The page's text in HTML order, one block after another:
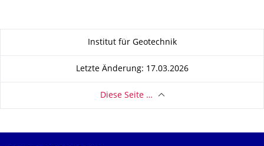
Zu dieser SeiteInstitut für Geotechnik
Letzte Änderung: 17.03.2026
Diese Seite …